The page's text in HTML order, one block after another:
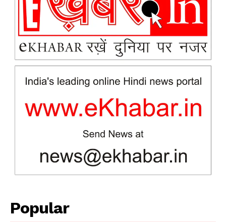
News Week
Magazine PRO
Popular